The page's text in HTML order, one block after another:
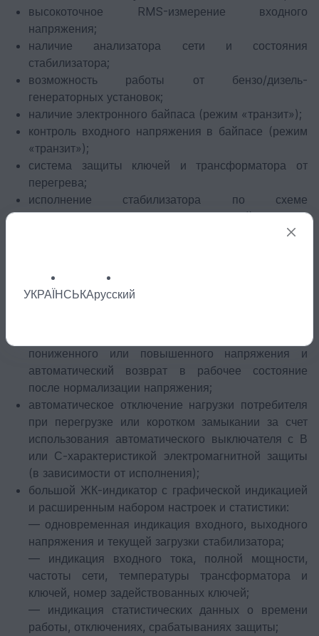
высокоточное RMS-измерение входного
напряжения;
наличие анализатора сети и состояния
стабилизатора;
возможность работы от бензо/дизель-
генераторных установок;
наличие электронного байпаса (режим «транзит»);
контроль входного напряжения в байпасе (режим
«транзит»);
система защиты ключей и трансформатора от
перегрева;
исполнение стабилизатора по схеме
автотрансформатора без гальванической развязки;
наличие входного и выходного дросселя для
наличие входных и выходных варисторов для
защиты от импульсных помех;
пониженного или повышенного напряжения и
автоматический возврат в рабочее состояние
после нормализации напряжения;
автоматическое отключение нагрузки потребителя
при перегрузке или коротком замыкании за счет
использования автоматического выключателя с В
или С-характеристикой электромагнитной защиты
(в зависимости от исполнения);
большой ЖК-индикатор с графической индикацией
и расширенным набором настроек и статистики:
— одновременная индикация входного, выходного
напряжения и текущей загрузки стабилизатора;
— индикация входного тока, полной мощности,
частоты сети, температуры трансформатора и
ключей, номер задействованных ключей;
— индикация статистических данных о времени
работы, отключениях, срабатываниях защиты;
УКРАЇНСЬКАрусский